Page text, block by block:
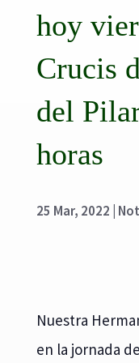
hoy
Crucis
del
horas
25 Mar, 2022
Nuestra
en la jornada